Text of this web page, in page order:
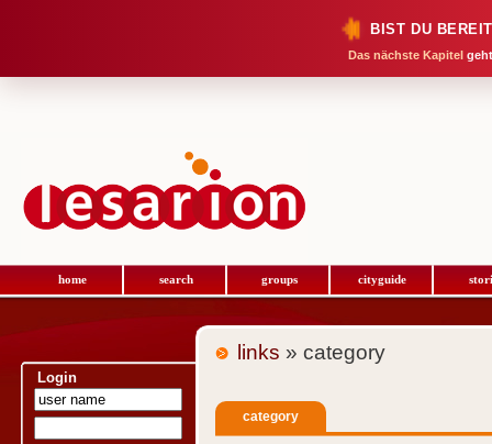
BIST DU
Das nächste Kapitel
home search groups cityguide
Login
links » category
category